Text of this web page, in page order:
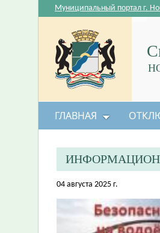
Муниципальный портал г.
ГЛАВНАЯ
04 августа 2025 г.